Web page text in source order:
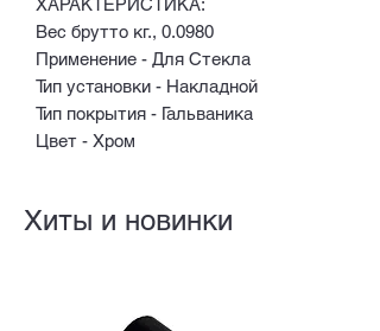
Вес брутто кг., 0.0980
Применение - Для Стекла
Тип установки - Накладной
Тип покрытия - Гальваника
Цвет - Хром
Хиты и новинки